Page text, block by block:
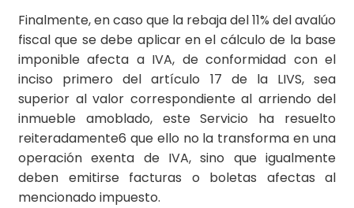
Finalmente, en caso que la rebaja del 11% del avalúo
fiscal que se debe aplicar en el cálculo de la base
imponible afecta a IVA, de conformidad con el
inciso primero del artículo 17 de la LIVS, sea
superior al valor correspondiente al arriendo del
inmueble amoblado, este Servicio ha resuelto
reiteradamente6 que ello no la transforma en una
operación exenta de IVA, sino que igualmente
deben emitirse facturas o boletas afectas al
mencionado impuesto.